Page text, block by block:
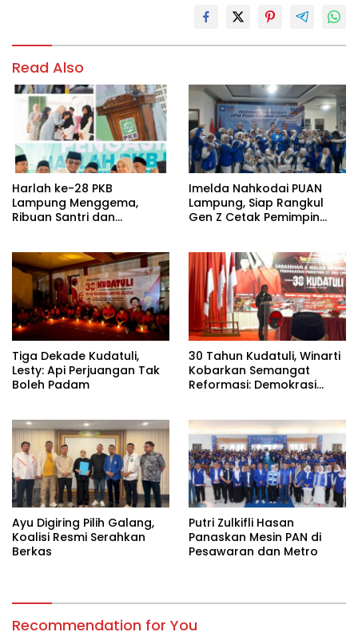
Read Also
Harlah ke-28 PKB
Lampung Menggema,
Ribuan Santri dan
Candipuro
Imelda Nahkodai PUAN
Lampung, Siap Rangkul
Gen Z Cetak Pemimpin
Tiga Dekade Kudatuli,
Lesty: Api Perjuangan Tak
Boleh Padam
30 Tahun Kudatuli, Winarti
Kobarkan Semangat
Reformasi: Demokrasi
Ayu Digiring Pilih Galang,
Koalisi Resmi Serahkan
Berkas
Putri Zulkifli Hasan
Panaskan Mesin PAN di
Pesawaran dan Metro
Recommendation for You